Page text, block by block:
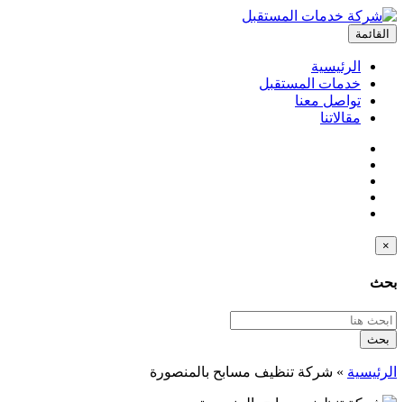
القائمة
الرئيسية
خدمات المستقبل
تواصل معنا
مقالاتنا
×
بحث
بحث
الرئيسية » شركة تنظيف مسابح بالمنصورة